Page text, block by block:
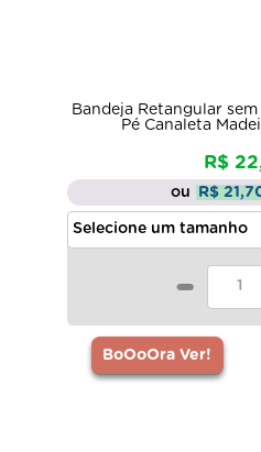
Bandeja Retangular
Pé Canaleta
R$
ou R$
-
BoOoOra Ver!